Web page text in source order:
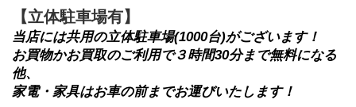
【立体駐車場有】
当店には共用の立体駐車場(1000台)がございます！
お買物かお買取のご利用で３時間30分まで無料になる
他、
家電・家具はお車の前までお運びいたします！